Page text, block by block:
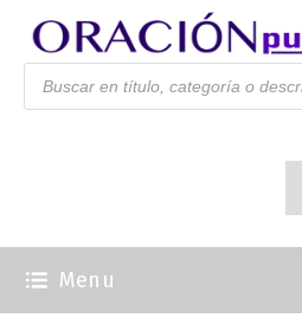
Menu